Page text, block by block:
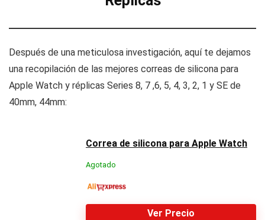
Después de una meticulosa investigación, aquí te dejamos
una recopilación de las mejores correas de silicona para
Apple Watch y réplicas Series 8, 7 ,6, 5, 4, 3, 2, 1 y SE de
40mm, 44mm:
Correa de silicona para Apple Watch
Agotado
Ver Precio